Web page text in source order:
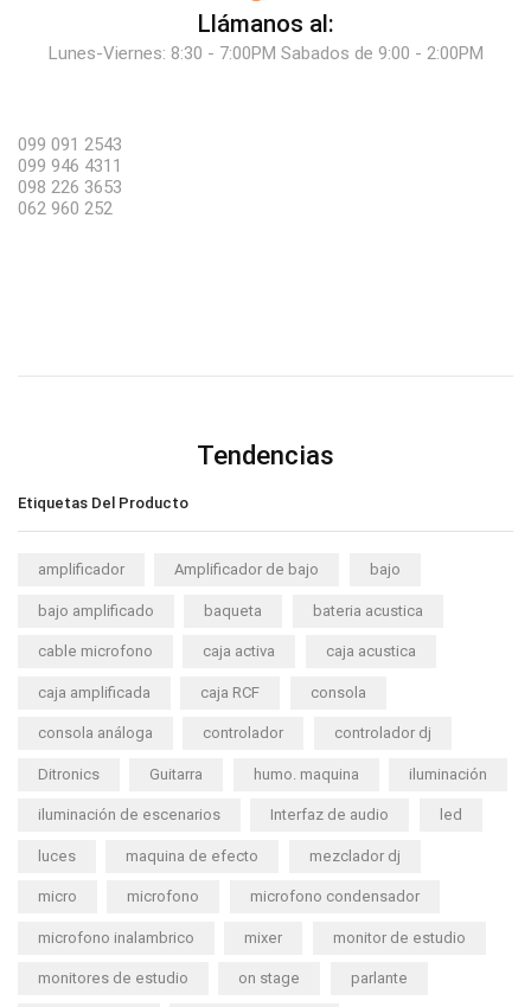
Llámanos al:
Lunes-Viernes: 8:30 - 7:00PM Sabados de 9:00 - 2:00PM
099 091 2543
099 946 4311
098 226 3653
062 960 252
Tendencias
Etiquetas Del Producto
amplificador Amplificador de bajo bajo
bajo amplificado baqueta bateria acustica
cable microfono caja activa caja acustica
caja amplificada caja RCF consola
consola análoga controlador controlador dj
Ditronics Guitarra humo. maquina iluminación
iluminación de escenarios Interfaz de audio led
luces maquina de efecto mezclador dj
micro microfono microfono condensador
microfono inalambrico mixer monitor de estudio
monitores de estudio on stage parlante